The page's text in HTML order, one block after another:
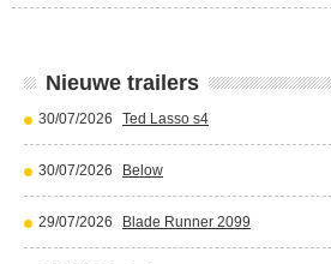
Nieuwe trailers
30/07/2026 Ted Lasso s4
30/07/2026 Below
29/07/2026 Blade Runner 2099